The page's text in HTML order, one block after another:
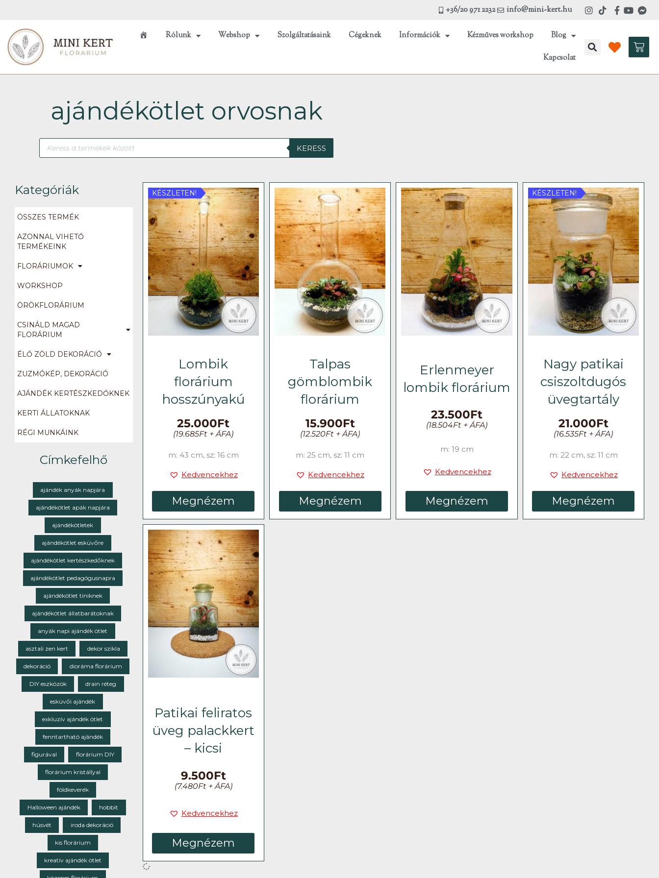
+36/20 971 2232 info@mini-kert.hu
Főoldal Rólunk Webshop Szolgáltatásaink Cégeknek Információk Kézműves workshop Blog
Kapcsolat
ajándékötlet orvosnak
Products
search KERESS
Kategóriák
ÖSSZES TERMÉK
AZONNAL VIHETŐ
TERMÉKEINK
FLORÁRIUMOK
WORKSHOP
ÖRÖKFLORÁRIUM
CSINÁLD MAGAD
FLORÁRIUM
ÉLŐ ZÖLD DEKORÁCIÓ
ZUZMÓKÉP, DEKORÁCIÓ
AJÁNDÉK KERTÉSZKEDŐKNEK
KERTI ÁLLATOKNAK
RÉGI MUNKÁINK
Címkefelhő
ajándék anyák napjára
ajándékötlet apák napjára
ajándékötletek
ajándékötlet esküvőre
ajándékötlet kertészkedőknek
ajándékötlet pedagógusnapra
ajándékötlet tiniknek
ajándékötlet állatbarátoknak
anyák napi ajándék ötlet
asztali zen kert dekor szikla
dekoráció dioráma florárium
DIY eszközök drain réteg
esküvői ajándék
exkluzív ajándék ötlet
fenntartható ajándék
figurával florárium DIY
florárium kristállyal
földkeverék
Halloween ajándék hobbit
húsvét iroda dekoráció
kis florárium
kreatív ajándék ötlet
KÉSZLETEN!
Lombik
florárium
hosszúnyakú
25.000Ft
(19.685Ft + ÁFA)
m: 43 cm, sz: 16 cm
Kedvencekhez
Megnézem
Talpas
gömblombik
florárium
15.900Ft
(12.520Ft + ÁFA)
m: 25 cm, sz: 11 cm
Kedvencekhez
Megnézem
Erlenmeyer
lombik florárium
23.500Ft
(18.504Ft + ÁFA)
m: 19 cm
Kedvencekhez
Megnézem
KÉSZLETEN!
Nagy patikai
csiszoltdugós
üvegtartály
21.000Ft
(16.535Ft + ÁFA)
m: 22 cm, sz: 11 cm
Kedvencekhez
Megnézem
Patikai feliratos
üveg palackkert
– kicsi
9.500Ft
(7.480Ft+ ÁFA)
Kedvencekhez
Megnézem